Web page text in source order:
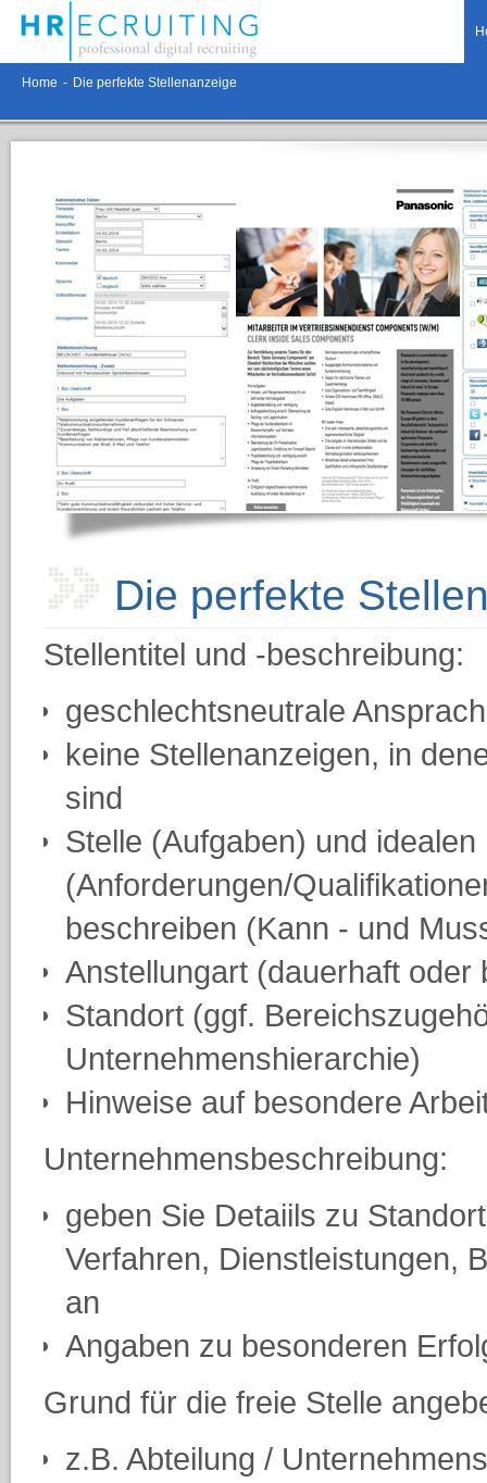
Home - Die perfekte Stellenanzeige
Die perfekte
Stellentitel und -beschreibung:
geschlechtsneutrale
keine Stellenanzeigen, in
sind
Stelle (Aufgaben) und idealen
(Anforderungen/
beschreiben (Kann - und
Anstellungart (dauerhaft
Standort (ggf.
Unternehmenshierarchie)
Hinweise auf besondere
Unternehmensbeschreibung:
geben Sie Detaiils zu
Verfahren, Dienstleistungen,
an
Angaben zu besonderen
Grund für die freie Stelle
z.B. Abteilung /